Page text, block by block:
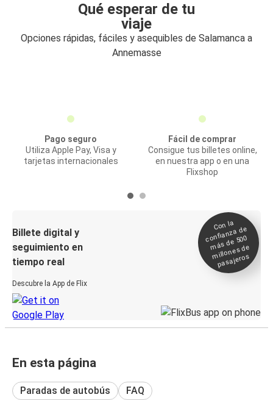
Qué esperar de tu
viaje
Opciones rápidas, fáciles y asequibles de Salamanca a
Annemasse
Pago seguro
Utiliza Apple Pay, Visa y
tarjetas internacionales
Fácil de comprar
Consigue tus billetes online,
en nuestra app o en una
Flixshop
Billete digital y
seguimiento en
tiempo real
Descubre la App de Flix
Con la
confianza de
más de 500
millones de
pasajeros
En esta página
Paradas de autobús FAQ